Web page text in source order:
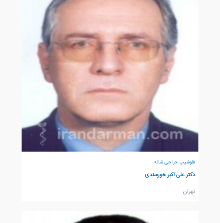
فلوشیپ جراحی شانه
دکتر علی اکبر خورسندی
تهران